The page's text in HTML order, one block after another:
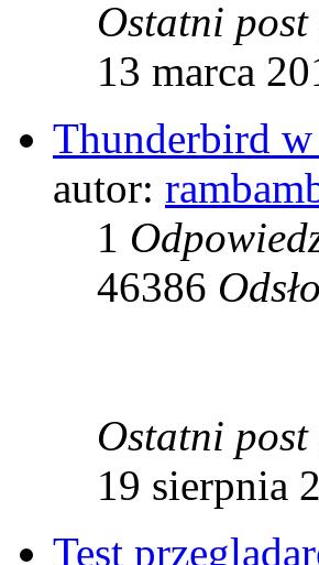
Ostatni post
13 marca
Thunderbird
autor:
1
46386
Ostatni post
19 sierpnia
Test